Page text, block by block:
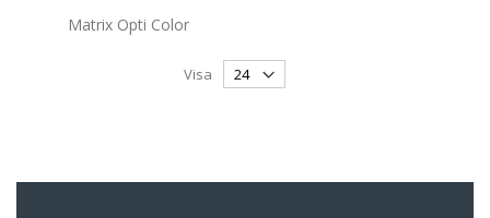
Matrix Opti Color
Visa